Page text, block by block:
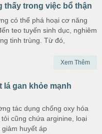
thấy trong việc bổ thận
có thể phá hoại cơ năng
teo tuyến sinh dục, nghiêm
tinh trùng. Từ đó,
Xem Thêm
lá gan khỏe mạnh
tác dụng chống oxy hóa
cũng chứa arginine, loại
huyết áp